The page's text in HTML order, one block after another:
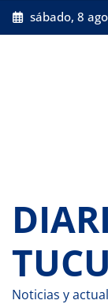
Saltar
al
sábado, 8
Noticias y